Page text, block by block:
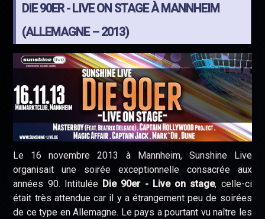
DIE 90ER - LIVE ON STAGE À MANNHEIM
(ALLEMAGNE – 2013)
Le 16 novembre 2013 à Mannheim, Sunshine Live
organisait une soirée exceptionnelle consacrée aux
années 90. Intitulée Die 90er - Live on stage, celle-ci
était très attendue car il y a étrangement peu de soirées
de ce type en Allemagne. Le pays a pourtant vu naître les